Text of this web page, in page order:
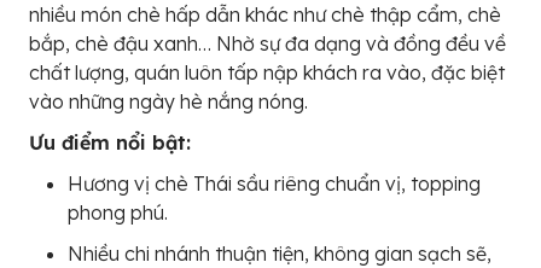
nhiều món chè hấp dẫn khác như chè thập cẩm, chè
bắp, chè đậu xanh… Nhờ sự đa dạng và đồng đều về
chất lượng, quán luôn tấp nập khách ra vào, đặc biệt
vào những ngày hè nắng nóng.
Ưu điểm nổi bật:
Hương vị chè Thái sầu riêng chuẩn vị, topping
phong phú.
Nhiều chi nhánh thuận tiện, không gian sạch sẽ,